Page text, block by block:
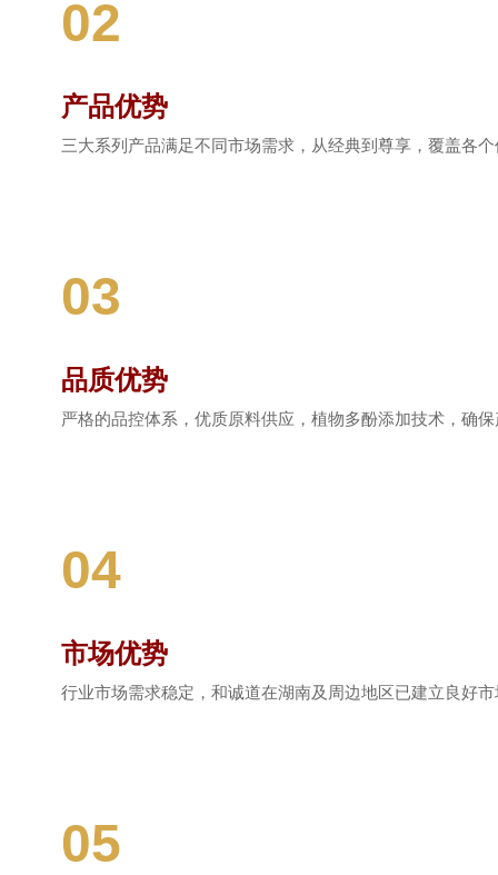
02
产品优势
三大系列产品满足不同市场需求，从经典到尊享，覆盖各
03
品质优势
严格的品控体系，优质原料供应，植物多酚添加技术，确
04
市场优势
行业市场需求稳定，和诚道在湖南及周边地区已建立良好
05